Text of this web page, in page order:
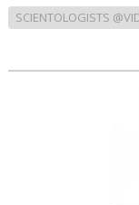
SCIENTOLOGISTS